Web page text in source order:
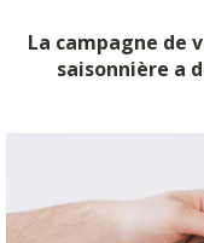
La campagne de
saisonnière a